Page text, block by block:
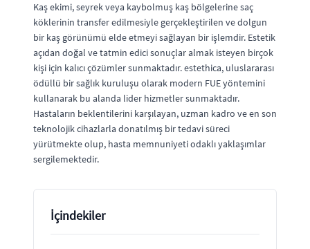
Kaş ekimi, seyrek veya kaybolmuş kaş bölgelerine saç
köklerinin transfer edilmesiyle gerçekleştirilen ve dolgun
bir kaş görünümü elde etmeyi sağlayan bir işlemdir. Estetik
açıdan doğal ve tatmin edici sonuçlar almak isteyen birçok
kişi için kalıcı çözümler sunmaktadır. estethica, uluslararası
ödüllü bir sağlık kuruluşu olarak modern FUE yöntemini
kullanarak bu alanda lider hizmetler sunmaktadır.
Hastaların beklentilerini karşılayan, uzman kadro ve en son
teknolojik cihazlarla donatılmış bir tedavi süreci
yürütmekte olup, hasta memnuniyeti odaklı yaklaşımlar
sergilemektedir.
İçindekiler